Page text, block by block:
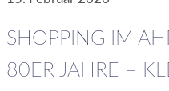
SHOPPING IM
80ER JAHRE –